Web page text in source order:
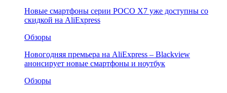
Новые смартфоны серии POCO X7 уже доступны со
скидкой на AliExpress
Обзоры
Новогодняя премьера на AliExpress – Blackview
анонсирует новые смартфоны и ноутбук
Обзоры